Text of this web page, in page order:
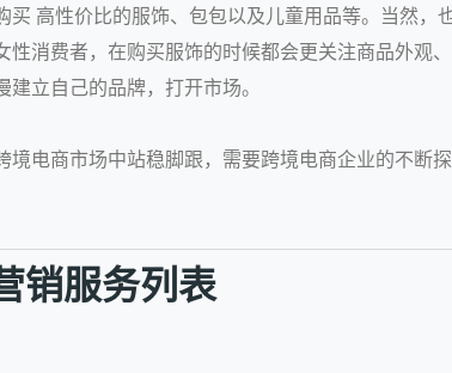
高性价比的服饰、包包以及儿童用品等。当然
消费者，在购买服饰的时候都会更关注商品外观
立自己的品牌，打开市场。
电商市场中站稳脚跟，需要跨境电商企业的不断探
销服务列表